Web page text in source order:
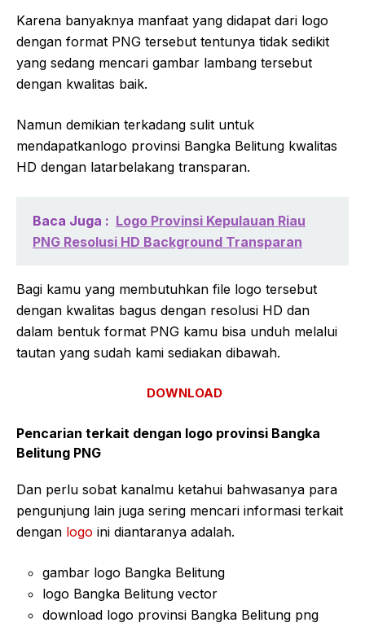
Karena banyaknya manfaat yang didapat dari logo
dengan format PNG tersebut tentunya tidak sedikit
yang sedang mencari gambar lambang tersebut
dengan kwalitas baik.
Namun demikian terkadang sulit untuk
mendapatkanlogo provinsi Bangka Belitung kwalitas
HD dengan latarbelakang transparan.
Baca Juga : Logo Provinsi Kepulauan Riau
PNG Resolusi HD Background Transparan
Bagi kamu yang membutuhkan file logo tersebut
dengan kwalitas bagus dengan resolusi HD dan
dalam bentuk format PNG kamu bisa unduh melalui
tautan yang sudah kami sediakan dibawah.
DOWNLOAD
Pencarian terkait dengan logo provinsi Bangka
Belitung PNG
Dan perlu sobat kanalmu ketahui bahwasanya para
pengunjung lain juga sering mencari informasi terkait
dengan logo ini diantaranya adalah.
gambar logo Bangka Belitung
logo Bangka Belitung vector
download logo provinsi Bangka Belitung png